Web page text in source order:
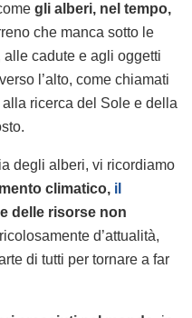
gli alberi, nel tempo,
che manca sotto le
alle cadute e agli oggetti
l’alto, come chiamati
ricerca del Sole e della
degli alberi, vi ricordiamo
climatico, il
e delle risorse non
d’attualità,
di tutti per tornare a far